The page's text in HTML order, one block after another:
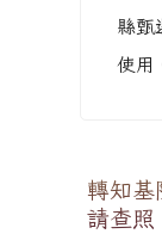
縣
使用
轉知基
請查照